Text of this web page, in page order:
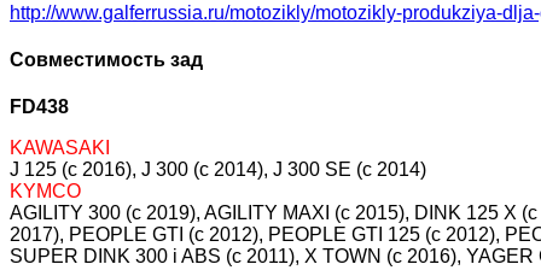
http://www.galferrussia.ru/motozikly/motozikly-produkziya-
Совместимость зад
FD438
KAWASAKI
J 125 (c 2016), J 300 (c 2014), J 300 SE (c 2014)
KYMCO
AGILITY 300 (c 2019), AGILITY MAXI (c 2015), DINK 125 X
2017), PEOPLE GTI (c 2012), PEOPLE GTI 125 (c 2012),
SUPER DINK 300 i ABS (c 2011), X TOWN (c 2016),